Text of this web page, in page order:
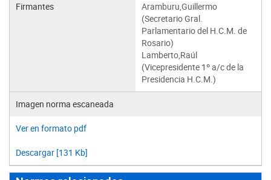
Firmantes
Aramburu,Guillermo
(Secretario Gral.
Parlamentario del H.C.M. de
Rosario)
Lamberto,Raúl
(Vicepresidente 1º a/c de la
Presidencia H.C.M.)
Imagen norma escaneada
Ver en formato pdf
Descargar [131 Kb]